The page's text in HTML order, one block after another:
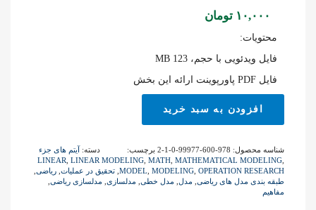
۱۰,۰۰۰ تومان
محتویات:
فایل ویدئویی با حجم، 123 MB
فایل PDF پاورپوینت ارائه این بخش
افزودن به سبد خرید
شناسه محصول: 978-600-99977-0-1-2 دسته: آیتم های جزء
برچسب:
LINEAR LINEAR MODELING MATH MATHEMATICAL MODELING
MODEL MODELING OPERATION RESEARCH تحقیق در عملیات ریاضی
طبقه بندی مدل های ریاضی مدل مدل خطی مدلسازی مدلسازی ریاضی
مفاهیم